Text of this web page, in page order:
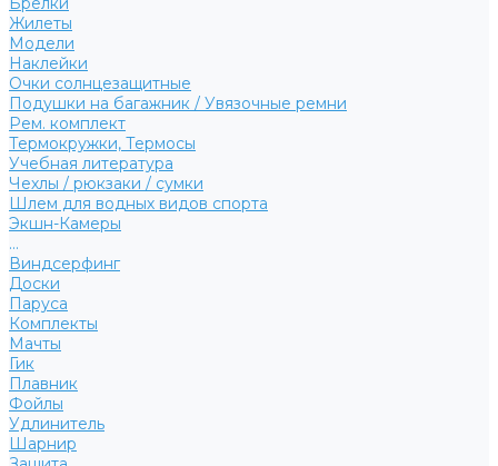
Жилеты
Модели
Наклейки
Очки солнцезащитные
Подушки на багажник / Увязочные ремни
Рем. комплект
Термокружки, Термосы
Учебная литература
Чехлы / рюкзаки / сумки
Шлем для водных видов спорта
Экшн-Камеры
...
Виндсерфинг
Доски
Паруса
Комплекты
Мачты
Гик
Плавник
Фойлы
Удлинитель
Шарнир